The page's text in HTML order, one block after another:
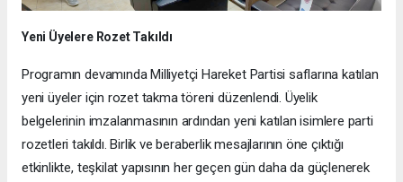
Yeni Üyelere Rozet Takıldı
Programın devamında Milliyetçi Hareket Partisi saflarına katılan
yeni üyeler için rozet takma töreni düzenlendi. Üyelik
belgelerinin imzalanmasının ardından yeni katılan isimlere parti
rozetleri takıldı. Birlik ve beraberlik mesajlarının öne çıktığı
etkinlikte, teşkilat yapısının her geçen gün daha da güçlenerek